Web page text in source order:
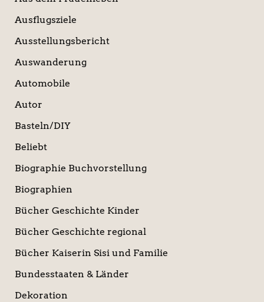
Ausflugsziele
Ausstellungsbericht
Auswanderung
Automobile
Autor
Basteln/DIY
Beliebt
Biographie Buchvorstellung
Biographien
Bücher Geschichte Kinder
Bücher Geschichte regional
Bücher Kaiserin Sisi und Familie
Bundesstaaten & Länder
Dekoration